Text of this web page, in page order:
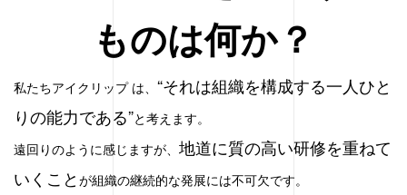
ものは何か？
私たちアイクリップ は、 “それは組織を構成する一人ひと
りの能力である”と考えます。
遠回りのように感じますが、 地道に質の高い研修を重ねて
いくこと が組織の継続的な発展には不可欠です。